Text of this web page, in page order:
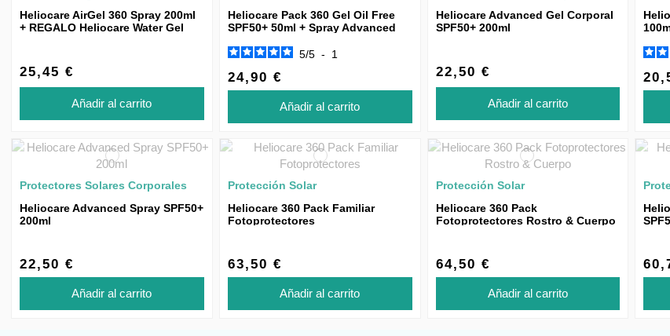
Heliocare AirGel 360 Spray 200ml
+ REGALO Heliocare Water Gel
25,45 €
Añadir al carrito
Heliocare Pack 360 Gel Oil Free
SPF50+ 50ml + Spray Advanced
5/5 - 1
24,90 €
Añadir al carrito
Heliocare Advanced Gel Corporal
SPF50+ 200ml
22,50 €
Añadir al carrito
Protectores Solares Corporales
Heliocare Advanced Spray SPF50+
200ml
22,50 €
Añadir al carrito
Protección Solar
Heliocare 360 Pack Familiar
Fotoprotectores
63,50 €
Añadir al carrito
Protección Solar
Heliocare 360 Pack
Fotoprotectores Rostro & Cuerpo
64,50 €
Añadir al carrito